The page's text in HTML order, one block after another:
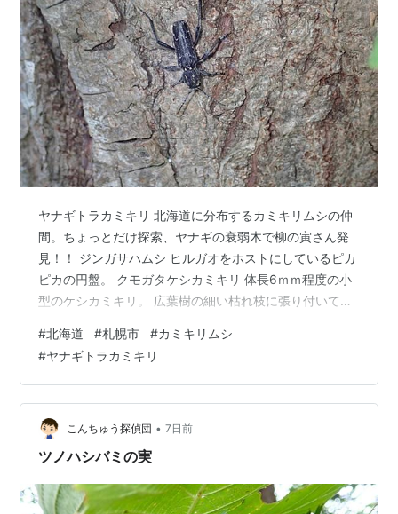
札幌パルコ
札幌アルタ
PIVOT
マルサ
その他
サッポロファクトリー http://www.sapporo-
factory.co.jp/
さっぽろ地下街（ポールタウン・オーロラタウ
ン）
狸小路商店街
ラルズプラザ
ドン・キホーテ札幌店
札幌ロフト
東急ハンズ札幌店
ヨドバシカメラマルチメディア札幌
ビックカメラ札幌店
HMV札幌ステラプレイス店
新さっぽろARC CITY
イオン札幌平岡、東苗穂ショッピングセンター
ヤナギトラカミキリ 北海道に分布するカミキリムシの仲
間。ちょっとだけ探索、ヤナギの衰弱木で柳の寅さん発
見！！ ジンガサハムシ ヒルガオをホストにしているピカ
ピカの円盤。 クモガタケシカミキリ 体長6ｍｍ程度の小
型のケシカミキリ。 広葉樹の細い枯れ枝に張り付いてい
にご訪問下さりありがとうございます。また明日もどう
ぞ、宜しくお願い致します ・・・v(｡･ω･｡)ｨｪｨ♪ 昆虫ラン
キング にほんブログ村
#北海道 #札幌市 #カミキリムシ
#ヤナギトラカミキリ
こんちゅう探偵団 • 7日前
ツノハシバミの実